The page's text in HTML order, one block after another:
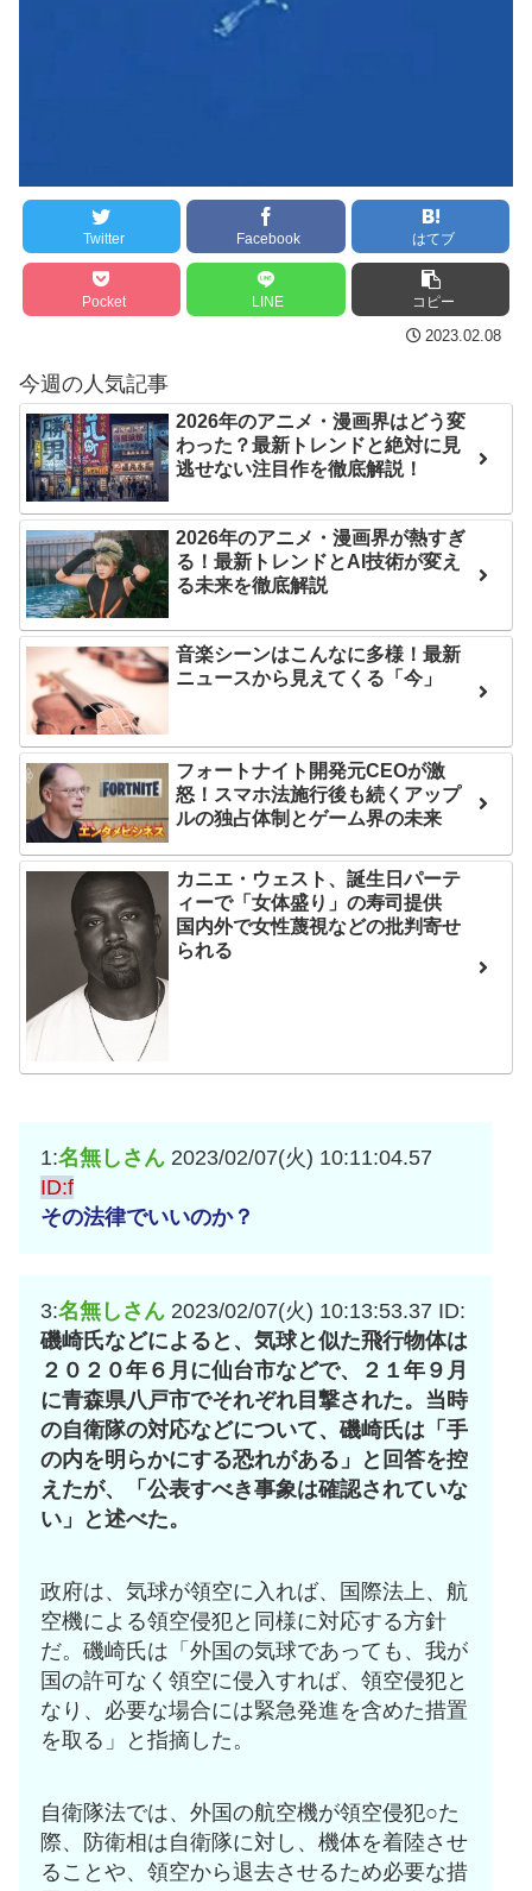
日本が北朝鮮に辛勝し二
七ツ森りり ご令嬢と召使
いの禁断の恋…1日だけ許さ
れた夫婦としての時間をひ
たすら愛し合う。
互RSS
円の課金チケに
【第7話予告】水10ドラ
マ『ラムネモンキー』 トレ
ンディなクリスマスイヴ
36歳の彼女と結婚したい
び出した… 他
「本気で潰しにきてる」
滝沢秀明の新オーディショ
ンが“まんまジャニーズ”とフ
ァン衝撃
Powered by livedoor 相
互RSS
Twitter Facebook はてブ
Pocket LINE コピー
2023.02.08
今週の人気記事
2026年のアニメ・漫画界はどう変
わった？最新トレンドと絶対に見
逃せない注目作を徹底解説！
2026年のアニメ・漫画界が熱すぎ
る！最新トレンドとAI技術が変え
る未来を徹底解説
音楽シーンはこんなに多様！最新
ニュースから見えてくる「今」
フォートナイト開発元CEOが激
怒！スマホ法施行後も続くアップ
ルの独占体制とゲーム界の未来
カニエ・ウェスト、誕生日パーテ
ィーで「女体盛り」の寿司提供
国内外で女性蔑視などの批判寄せ
られる
1:名無しさん 2023/02/07(火) 10:11:04.57
ID:f
その法律でいいのか？
3:名無しさん 2023/02/07(火) 10:13:53.37 ID:
磯崎氏などによると、気球と似た飛行物体は
２０２０年６月に仙台市などで、２１年９月
に青森県八戸市でそれぞれ目撃された。当時
の自衛隊の対応などについて、磯崎氏は「手
の内を明らかにする恐れがある」と回答を控
えたが、「公表すべき事象は確認されていな
い」と述べた。
政府は、気球が領空に入れば、国際法上、航
空機による領空侵犯と同様に対応する方針
だ。磯崎氏は「外国の気球であっても、我が
国の許可なく領空に侵入すれば、領空侵犯と
なり、必要な場合には緊急発進を含めた措置
を取る」と指摘した。
自衛隊法では、外国の航空機が領空侵犯○た
際、防衛相は自衛隊に対し、機体を着陸させ
ることや、領空から退去させるため必要な措